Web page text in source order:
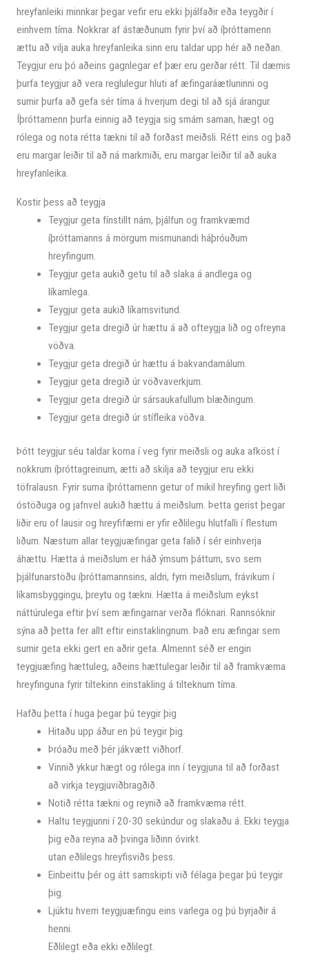
hreyfanleiki minnkar þegar vefir eru ekki þjálfaðir eða teygðir í
einhvern tíma. Nokkrar af ástæðunum fyrir því að íþróttamenn
ættu að vilja auka hreyfanleika sinn eru taldar upp hér að neðan.
Teygjur eru þó aðeins gagnlegar ef þær eru gerðar rétt. Til dæmis
þurfa teygjur að vera reglulegur hluti af æfingaráætluninni og
sumir þurfa að gefa sér tíma á hverjum degi til að sjá árangur.
Íþróttamenn þurfa einnig að teygja sig smám saman, hægt og
rólega og nota rétta tækni til að forðast meiðsli. Rétt eins og það
eru margar leiðir til að ná markmiði, eru margar leiðir til að auka
hreyfanleika.
Kostir þess að teygja
Teygjur geta fínstillt nám, þjálfun og framkvæmd
íþróttamanns á mörgum mismunandi háþróuðum
hreyfingum.
Teygjur geta aukið getu til að slaka á andlega og
líkamlega.
Teygjur geta aukið líkamsvitund.
Teygjur geta dregið úr hættu á að ofteygja lið og ofreyna
vöðva.
Teygjur geta dregið úr hættu á bakvandamálum.
Teygjur geta dregið úr vöðvaverkjum.
Teygjur geta dregið úr sársaukafullum blæðingum.
Teygjur geta dregið úr stífleika vöðva.
Þótt teygjur séu taldar koma í veg fyrir meiðsli og auka afköst í
nokkrum íþróttagreinum, ætti að skilja að teygjur eru ekki
töfralausn. Fyrir suma íþróttamenn getur of mikil hreyfing gert liði
óstöðuga og jafnvel aukið hættu á meiðslum. Þetta gerist þegar
liðir eru of lausir og hreyfifærni er yfir eðlilegu hlutfalli í flestum
liðum. Næstum allar teygjuæfingar geta falið í sér einhverja
áhættu. Hætta á meiðslum er háð ýmsum þáttum, svo sem
þjálfunarstöðu íþróttamannsins, aldri, fyrri meiðslum, frávikum í
líkamsbyggingu, þreytu og tækni. Hætta á meiðslum eykst
náttúrulega eftir því sem æfingarnar verða flóknari. Rannsóknir
sýna að þetta fer allt eftir einstaklingnum. Það eru æfingar sem
sumir geta ekki gert en aðrir geta. Almennt séð er engin
teygjuæfing hættuleg, aðeins hættulegar leiðir til að framkvæma
hreyfinguna fyrir tiltekinn einstakling á tilteknum tíma.
Hafðu þetta í huga þegar þú teygir þig
Hitaðu upp áður en þú teygir þig.
Þróaðu með þér jákvætt viðhorf.
Vinnið ykkur hægt og rólega inn í teygjuna til að forðast
að virkja teygjuviðbragðið.
Notið rétta tækni og reynið að framkvæma rétt.
Haltu teygjunni í 20-30 sekúndur og slakaðu á. Ekki teygja
þig eða reyna að þvinga liðinn óvirkt.
utan eðlilegs hreyfisviðs þess.
Einbeittu þér og átt samskipti við félaga þegar þú teygir
þig.
Ljúktu hverri teygjuæfingu eins varlega og þú byrjaðir á
henni.
Eðlilegt eða ekki eðlilegt.